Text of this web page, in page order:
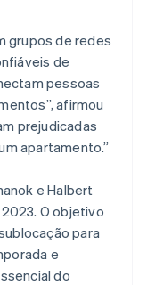
grupos de redes
de
pessoas
afirmou
prejudicadas
apartamento.”
e Halbert
2023. O objetivo
para
e
do